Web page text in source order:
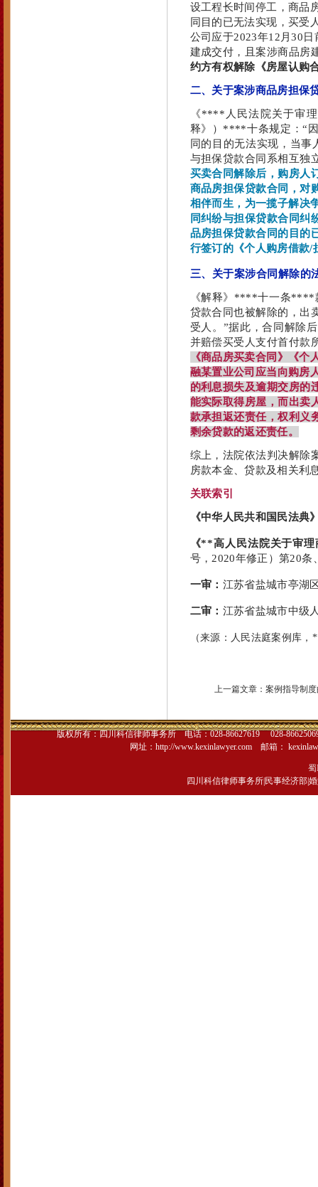
设工程长时间停工，商品
同目的已无法实现，买受
公司应于2023年12月30
建成交付，且案涉商品房
约方有权解除《房屋认购
二、关于案涉商品房担保
《****人民法院关于审
释》）****十条规定：“
同的目的无法实现，当事
与担保贷款合同系相互独
买卖合同解除后，购房人
商品房担保贷款合同，对
相伴而生，为一揽子解决
同纠纷与担保贷款合同纠
品房担保贷款合同的目的
行签订的《个人购房借款/
三、关于案涉合同解除的
《解释》****十一条****
贷款合同也被解除的，出
受人。”据此，合同解除
并赔偿买受人支付首付款
《商品房买卖合同》《
融某置业公司应当向购房
的利息损失及逾期交房的
能实际取得房屋，而出卖
款承担返还责任，权利义
剩余贷款的返还责任。
综上，法院依法判决解除
房款本金、贷款及相关利
关联索引
《中华人民共和国民法典
《**高人民法院关于审
号，2020年修正）第20条
一审： 江苏省盐城市亭湖
二审： 江苏省盐城市中级
（来源：人民法庭案例库
上一篇文章： 案例指导制
版权所有：四川科信律师事务所电话：028-86627619 028-
网址： http://www.kexinlawyer.com邮箱：
蜀
四川科信律师事务所 民事经济部